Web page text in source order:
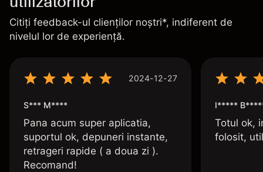
Citiți feedback-ul clienților noștri*, indiferent de
nivelul lor de experiență.
2024-12-27
S*** M****
Pana acum super aplicatia,
suportul ok, depuneri instante,
retrageri rapide ( a doua zi ).
Recomand!
I*****
Totul ok,
folosit,